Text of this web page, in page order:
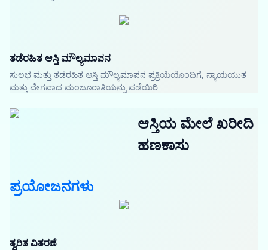
ತಡೆರಹಿತ ಆಸ್ತಿ ಮೌಲ್ಯಮಾಪನ
ಸುಲಭ ಮತ್ತು ತಡೆರಹಿತ ಆಸ್ತಿ ಮೌಲ್ಯಮಾಪನ ಪ್ರಕ್ರಿಯೆಯೊಂದಿಗೆ, ನ್ಯಾಯಯುತ
ಮತ್ತು ವೇಗವಾದ ಮಂಜೂರಾತಿಯನ್ನು ಪಡೆಯಿರಿ
ಆಸ್ತಿಯ ಮೇಲೆ ಖರೀದಿ
ಹಣಕಾಸು
ಪ್ರಯೋಜನಗಳು
ತ್ವರಿತ ವಿತರಣೆ